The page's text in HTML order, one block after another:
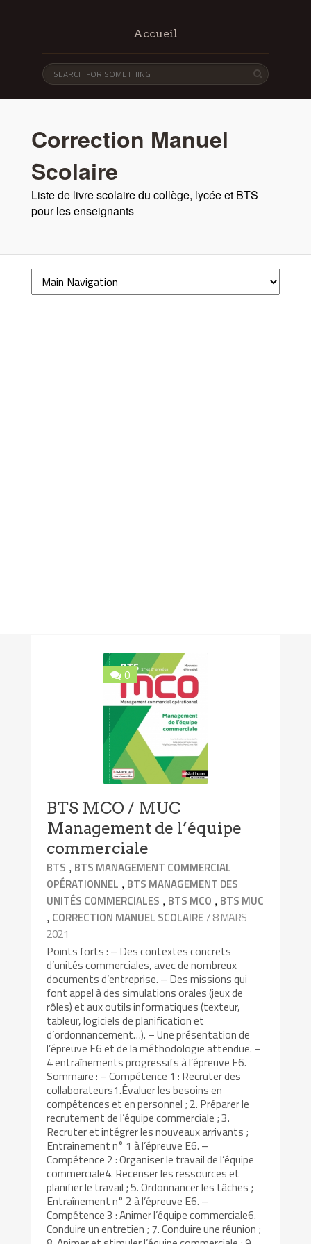
Accueil
Correction Manuel
Scolaire
Liste de livre scolaire du collège, lycée et BTS
pour les enseignants
0
BTS MCO / MUC
Management de l’équipe
commerciale
BTS , BTS MANAGEMENT COMMERCIAL
OPÉRATIONNEL , BTS MANAGEMENT DES
UNITÉS COMMERCIALES , BTS MCO , BTS MUC
, CORRECTION MANUEL SCOLAIRE/ 8 MARS
2021
Points forts : – Des contextes concrets
d’unités commerciales, avec de nombreux
documents d’entreprise. – Des missions qui
font appel à des simulations orales (jeux de
rôles) et aux outils informatiques (texteur,
tableur, logiciels de planification et
d’ordonnancement…). – Une présentation de
l’épreuve E6 et de la méthodologie attendue. –
4 entraînements progressifs à l’épreuve E6.
Sommaire : – Compétence 1 : Recruter des
collaborateurs1.Évaluer les besoins en
compétences et en personnel ; 2. Préparer le
recrutement de l’équipe commerciale ; 3.
Recruter et intégrer les nouveaux arrivants ;
Entraînement n° 1 à l’épreuve E6. –
Compétence 2 : Organiser le travail de l’équipe
commerciale4. Recenser les ressources et
planifier le travail ; 5. Ordonnancer les tâches ;
Entraînement n° 2 à l’épreuve E6. –
Compétence 3 : Animer l’équipe commerciale6.
Conduire un entretien ; 7. Conduire une réunion ;